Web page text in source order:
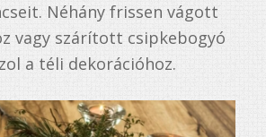
Néhány frissen vágott
vagy szárított csipkebogyó
a téli dekorációhoz.